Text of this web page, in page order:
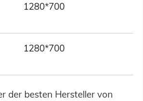
1280*700
1280*700
der besten Hersteller von